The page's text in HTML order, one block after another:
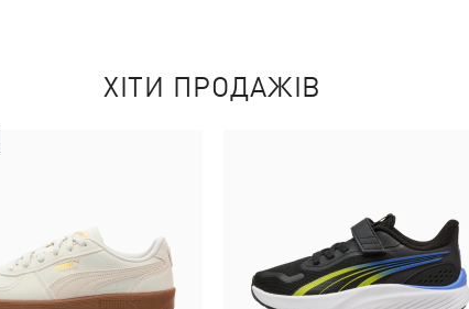
ХІТИ ПРОДАЖІВ